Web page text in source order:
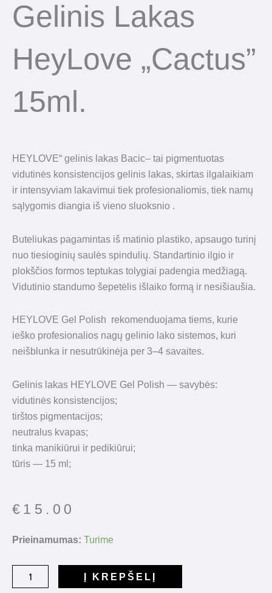
Gelinis Lakas
HeyLove „Cactus”
15ml.
HEYLOVE“ gelinis lakas Bacic– tai pigmentuotas
vidutinės konsistencijos gelinis lakas, skirtas ilgalaikiam
ir intensyviam lakavimui tiek profesionaliomis, tiek namų
sąlygomis diangia iš vieno sluoksnio .
Buteliukas pagamintas iš matinio plastiko, apsaugo turinį
nuo tiesioginių saulės spindulių. Standartinio ilgio ir
plokščios formos teptukas tolygiai padengia medžiagą.
Vidutinio standumo šepetėlis išlaiko formą ir nesišiaušia.
HEYLOVE Gel Polish rekomenduojama tiems, kurie
ieško profesionalios nagų gelinio lako sistemos, kuri
neišblunka ir nesutrūkinėja per 3–4 savaites.
Gelinis lakas HEYLOVE Gel Polish — savybės:
vidutinės konsistencijos;
tirštos pigmentacijos;
neutralus kvapas;
tinka manikiūrui ir pedikiūrui;
tūris — 15 ml;
€ 15.00
Prieinamumas: Turime
produkto
lakas
Į KREPŠELĮ